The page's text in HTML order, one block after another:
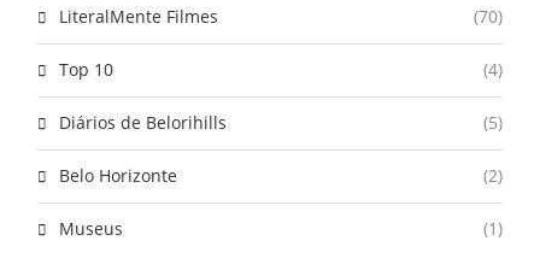
LiteralMente Filmes (70)
Top 10 (4)
Diários de Belorihills (5)
Belo Horizonte (2)
Museus (1)